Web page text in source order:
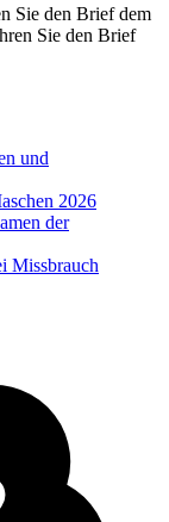
Sie den Brief dem
Sie den Brief
und
2026
der
Missbrauch